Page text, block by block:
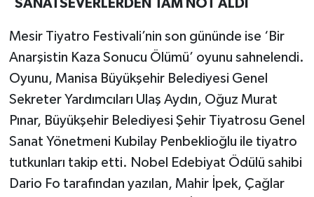
SANATSEVERLERDEN TAM NOT ALDI
Mesir Tiyatro Festivali’nin son gününde ise ‘Bir
Anarşistin Kaza Sonucu Ölümü’ oyunu sahnelendi.
Oyunu, Manisa Büyükşehir Belediyesi Genel
Sekreter Yardımcıları Ulaş Aydın, Oğuz Murat
Pınar, Büyükşehir Belediyesi Şehir Tiyatrosu Genel
Sanat Yönetmeni Kubilay Penbeklioğlu ile tiyatro
tutkunları takip etti. Nobel Edebiyat Ödülü sahibi
Dario Fo tarafından yazılan, Mahir İpek, Çağlar